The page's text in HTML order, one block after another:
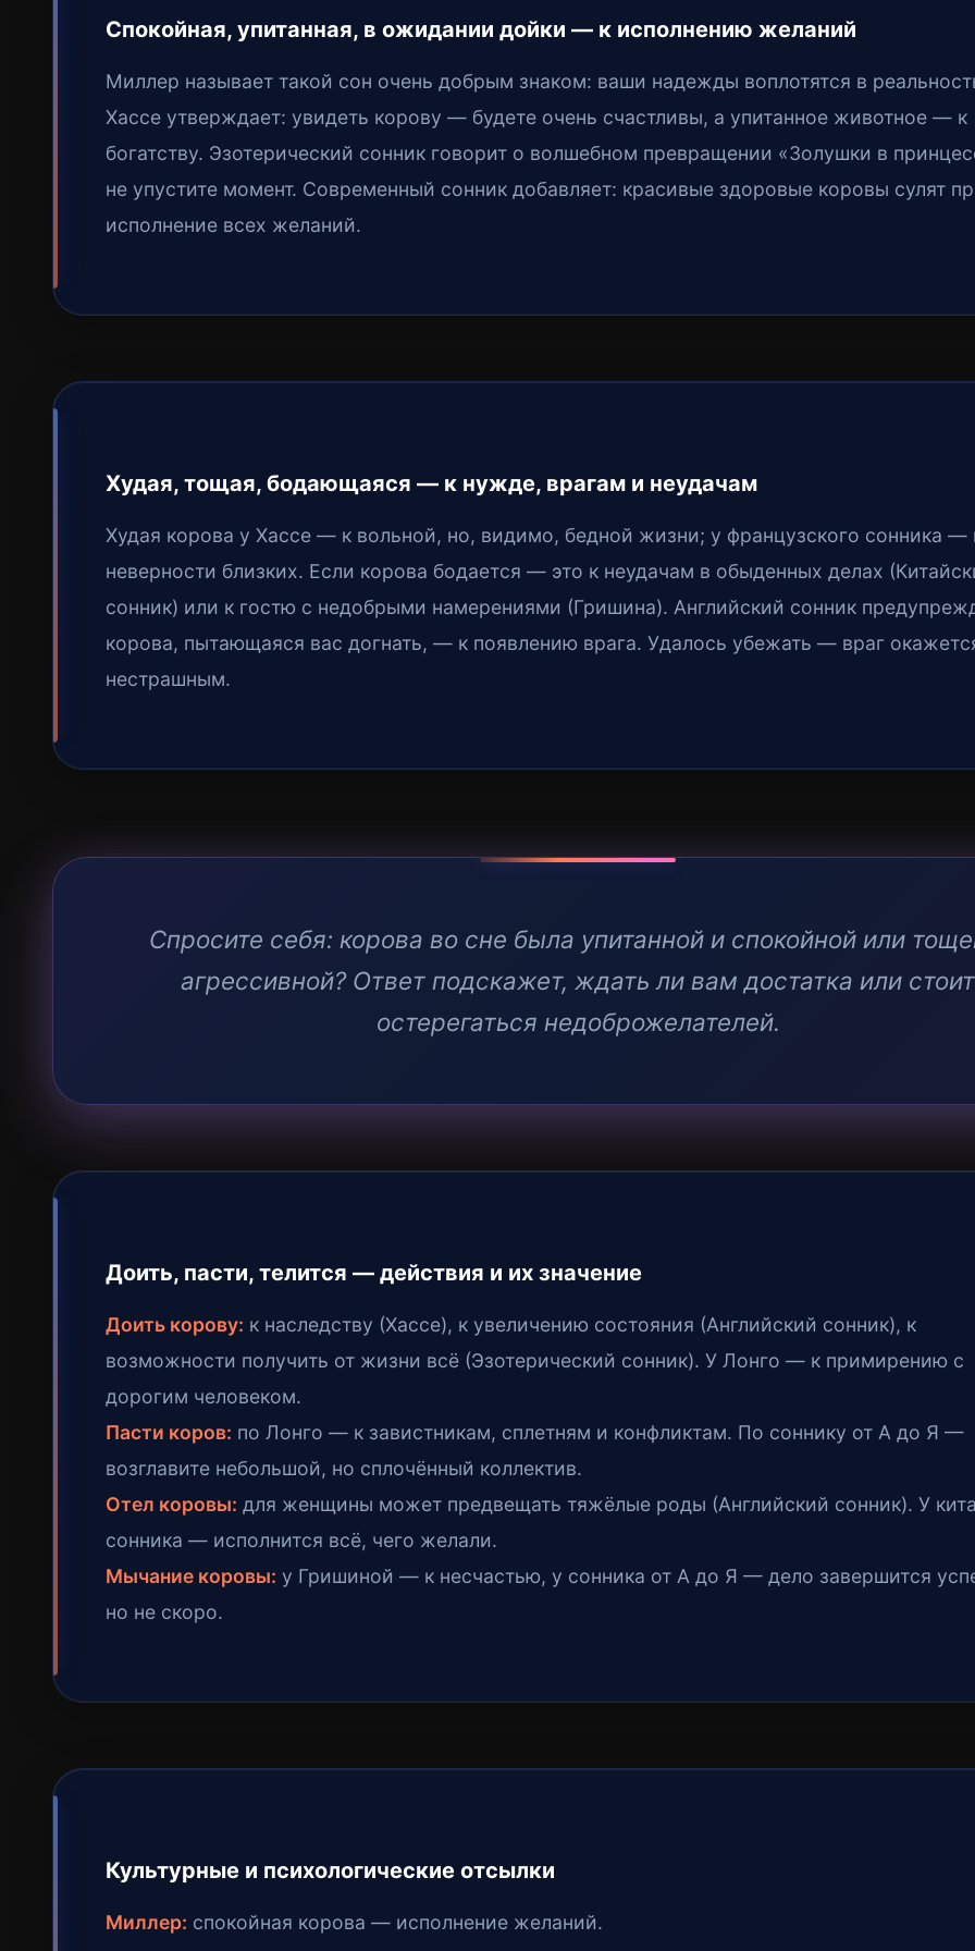
Спокойная, упитанная, в ожидании дойки — к исполнению желаний
Миллер называет такой сон очень добрым знаком: ваши надежды воплотятся в
Хассе утверждает: увидеть корову — будете очень счастливы, а упитанное животное — к
богатству. Эзотерический сонник говорит о волшебном превращении «Золушки в
не упустите момент. Современный сонник добавляет: красивые здоровые коровы сулят
исполнение всех желаний.
Худая, тощая, бодающаяся — к нужде, врагам и неудачам
Худая корова у Хассе — к вольной, но, видимо, бедной жизни; у французского сонника —
неверности близких. Если корова бодается — это к неудачам в обыденных делах
сонник) или к гостю с недобрыми намерениями (Гришина). Английский сонник
корова, пытающаяся вас догнать, — к появлению врага. Удалось убежать — враг
нестрашным.
Спросите себя: корова во сне была упитанной и спокойной или
агрессивной? Ответ подскажет, ждать ли вам достатка или стоит
остерегаться недоброжелателей.
Доить, пасти, телится — действия и их значение
Доить корову: к наследству (Хассе), к увеличению состояния (Английский сонник), к
возможности получить от жизни всё (Эзотерический сонник). У Лонго — к примирению с
дорогим человеком.
Пасти коров: по Лонго — к завистникам, сплетням и конфликтам. По соннику от А до Я —
возглавите небольшой, но сплочённый коллектив.
Отел коровы: для женщины может предвещать тяжёлые роды (Английский сонник). У
сонника — исполнится всё, чего желали.
Мычание коровы: у Гришиной — к несчастью, у сонника от А до Я — дело завершится
но не скоро.
Культурные и психологические отсылки
Миллер: спокойная корова — исполнение желаний.